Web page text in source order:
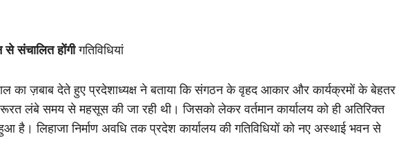
से संचालित होंगीगतिविधियां
का ज़बाब देते हुए प्रदेशाध्यक्ष ने बताया कि संगठन के वृहद आकार और कार्यक्रमों के बेहतर
लंबे समय से महसूस की जा रही थी। जिसको लेकर वर्तमान कार्यालय को ही अतिरिक्त
है। लिहाजा निर्माण अवधि तक प्रदेश कार्यालय की गतिविधियों को नए अस्थाई भवन से